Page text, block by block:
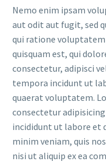
Nemo enim ipsam
aut odit aut fugit, sed
qui ratione voluptatem
quisquam est, qui
consectetur, adipisci
tempora incidunt ut
quaerat voluptatem.
consectetur
incididunt ut labore et
minim veniam, quis
nisi ut aliquip ex ea